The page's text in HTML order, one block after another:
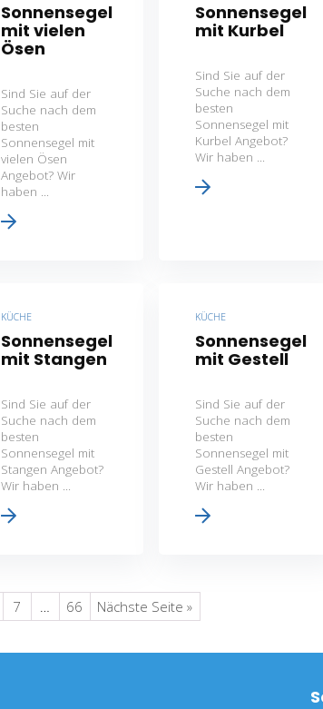
Sonnensegel
mit vielen
Ösen
Sind Sie auf der
Suche nach dem
besten
Sonnensegel mit
vielen Ösen
Angebot? Wir
haben ...
Sonnensegel
mit Kurbel
Sind Sie auf der
Suche nach dem
besten
Sonnensegel mit
Kurbel Angebot?
Wir haben ...
KÜCHE
Sonnensegel
mit Stangen
Sind Sie auf der
Suche nach dem
besten
Sonnensegel mit
Stangen Angebot?
Wir haben ...
KÜCHE
Sonnensegel
mit Gestell
Sind Sie auf der
Suche nach dem
besten
Sonnensegel mit
Gestell Angebot?
Wir haben ...
7 66 Nächste Seite »